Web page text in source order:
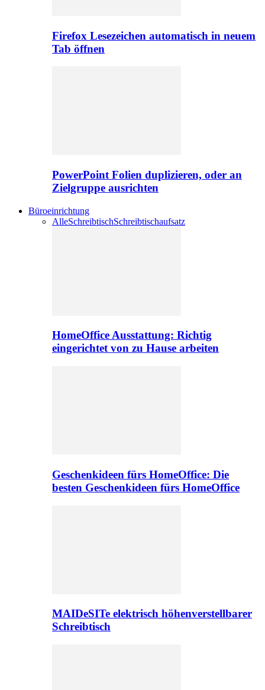
Firefox Lesezeichen automatisch in neuem
Tab öffnen
PowerPoint Folien duplizieren, oder an
Zielgruppe ausrichten
Büroeinrichtung
AlleSchreibtischSchreibtischaufsatz
HomeOffice Ausstattung: Richtig
eingerichtet von zu Hause arbeiten
Geschenkideen fürs HomeOffice: Die
besten Geschenkideen fürs HomeOffice
MAIDeSITe elektrisch höhenverstellbarer
Schreibtisch